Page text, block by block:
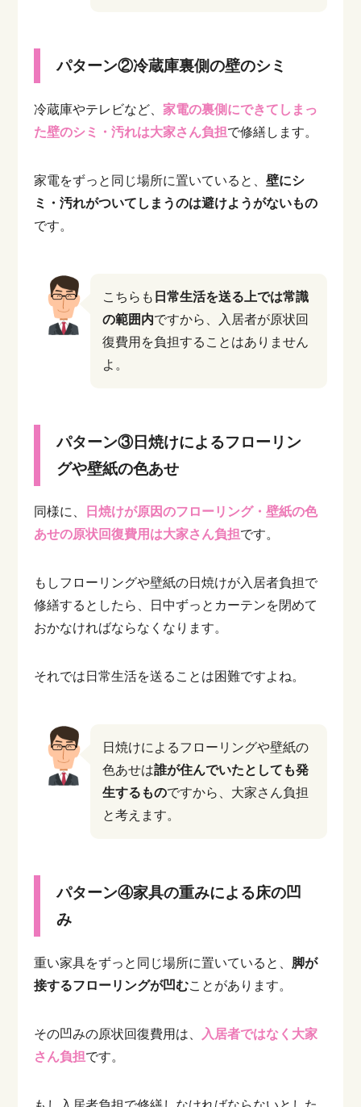
パターン②冷蔵庫裏側の壁のシミ
冷蔵庫やテレビなど、 家電の裏側にできてしまっ
た壁のシミ・汚れは大家さん負担で修繕します。
家電をずっと同じ場所に置いていると、壁にシ
ミ・汚れがついてしまうのは避けようがないもの
です。
こちらも 日常生活を送る上では常識
の範囲内ですから、入居者が原状回
復費用を負担することはありません
よ。
パターン③日焼けによるフローリン
グや壁紙の色あせ
同様に、
日焼けが原因のフローリング・壁紙の色
あせの原状回復費用は大家さん負担です。
もしフローリングや壁紙の日焼けが入居者負担で
修繕するとしたら、日中ずっとカーテンを閉めて
おかなければならなくなります。
それでは日常生活を送ることは困難ですよね。
日焼けによるフローリングや壁紙の
色あせは誰が住んでいたとしても発
生するものですから、大家さん負担
と考えます。
パターン④家具の重みによる床の凹
み
重い家具をずっと同じ場所に置いていると、 脚が
接するフローリングが凹むことがあります。
その凹みの原状回復費用は、
入居者ではなく大家
さん負担です。